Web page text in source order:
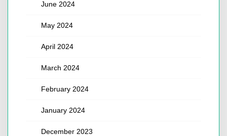
June 2024
May 2024
April 2024
March 2024
February 2024
January 2024
December 2023